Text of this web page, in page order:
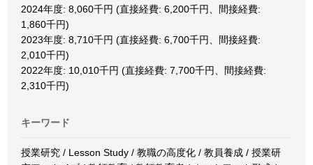
2024年度: 8,060千円 (直接経費: 6,200千円、間接経費:
1,860千円)
2023年度: 8,710千円 (直接経費: 6,700千円、間接経費:
2,010千円)
2022年度: 10,010千円 (直接経費: 7,700千円、間接経費:
2,310千円)
キーワード
授業研究 / Lesson Study / 教職の高度化 / 教員養成 / 授業研